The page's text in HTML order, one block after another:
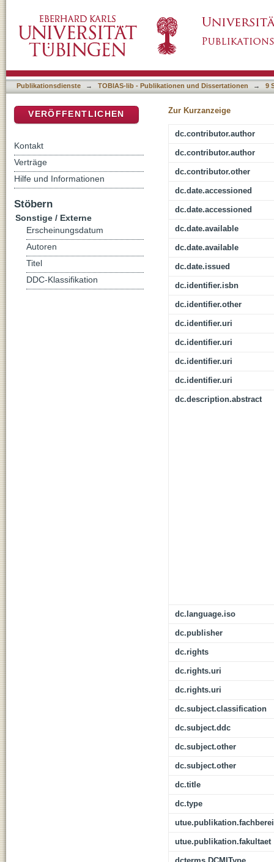
Publikationsdienste → TOBIAS-lib - Publikationen und Dissertationen → 9
Zur Kurzanzeige
dc.contributor.author
dc.contributor.author
dc.contributor.other
dc.date.accessioned
dc.date.accessioned
dc.date.available
dc.date.available
dc.date.issued
dc.identifier.isbn
dc.identifier.other
dc.identifier.uri
dc.identifier.uri
dc.identifier.uri
dc.identifier.uri
dc.description.abstract
dc.language.iso
dc.publisher
dc.rights
dc.rights.uri
dc.rights.uri
dc.subject.classification
dc.subject.ddc
dc.subject.other
dc.subject.other
dc.title
dc.type
utue.publikation.fakultaet
VERÖFFENTLICHEN
Kontakt
Verträge
Hilfe und Informationen
Stöbern
Sonstige / Externe
Erscheinungsdatum
Autoren
Titel
DDC-Klassifikation